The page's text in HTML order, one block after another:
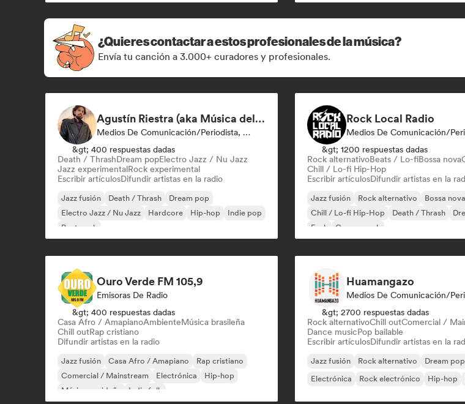
¿Quieres contactar a estos profesionales de la música?
Envía tu canción a 3.000+ curadores y profesionales.
Agustín Riestra (aka Música del Ático)
Medios De Comunicación/Periodista, Emisoras De Radio
&gt; 400 respuestas dadas
Death / ThrashDream popElectro Jazz / Nu Jazz
Jazz experimentalRock experimental
Escribir artículosDifundir artistas en la radio
Jazz fusión Death / Thrash
Dream pop
Electro Jazz / Nu Jazz
Hardcore Hip-hop
Indie pop
Post punk
Rock Local Radio
&gt; 1200 respuestas dadas
Rock alternativoBeats / Lo-fiBossa nova
Chill / Lo-fi Hip-Hop
Escribir artículosDifundir artistas en la
Jazz fusión Rock alternativo
Bossa nova
Chill / Lo-fi Hip-Hop
Death / Thrash
Funk
Garage rock
Ouro Verde FM 105,9
Emisoras De Radio
&gt; 400 respuestas dadas
Casa Afro / AmapianoAmbienteMúsica brasileña
Chill outRap cristiano
Difundir artistas en la radio
Jazz fusión Casa Afro / Amapiano
Rap cristiano
Comercial / Mainstream
Electrónica
Hip-hop
Música navideña
Indie folk
Huamangazo
&gt; 2700 respuestas dadas
Rock alternativoChill outComercial /
Dance musicPop bailable
Escribir artículosDifundir artistas en la
Jazz fusión Rock alternativo Dream pop
Electrónica
Rock electrónico Hip-hop